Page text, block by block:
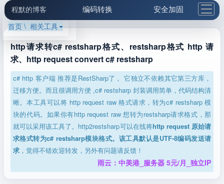
程默的博客 编码转换
安全加固
格式化与前端
网络工具
IP与域名
邮件工具
生活便民 更多工具
5.1支付宝大红包
首页 \ 相关工具
http请求转c# restsharp格式、restsharp格式 http 请
求、http request convert c# restsharp
c# http 客户端 推荐是RestSharp了， 它独立不依赖其它第三方库，
迁移方便。而且很调用方便 ,c# restsharp 封装调用简单，代码结构清
晰。本工具可以将 http request raw 格式请求，转为c# restsharp 模
块的代码。如果你有http request raw 想转为restsharp请求格式，那
就可以采用该工具了。http2restsharp可以在线将http request 原始请
求格式转为c# restsharp模块格式。该工具默认是UTF-8编码发送请
求，觉得不错欢迎转发，另外有问题请反馈！
雨云：中美港_服务器 5元/月_独立IP